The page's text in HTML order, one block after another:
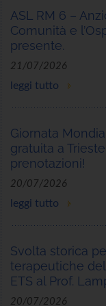
ASL RM 6 –
Comunità e
presente.
21/07/2026
leggi tutto
Giornata
gratuita a
prenotazioni!
20/07/2026
leggi tutto
Svolta storica
terapeutiche
ETS al Prof.
20/07/2026